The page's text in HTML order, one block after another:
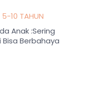
5-10 TAHUN
Anak :Sering
Bisa Berbahaya